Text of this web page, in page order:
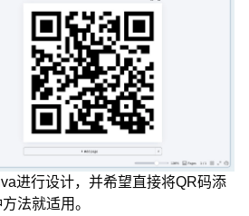
进行设计，并希望直接将QR码添
法就适用。